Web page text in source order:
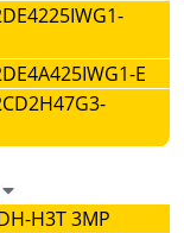
E
H3T 3MP